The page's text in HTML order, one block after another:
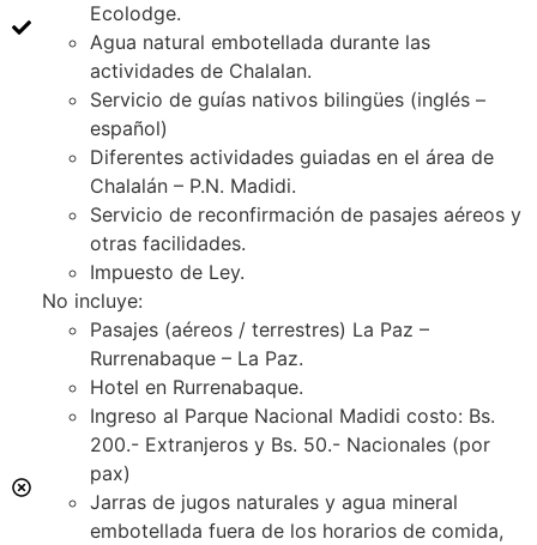
Ecolodge.
Agua natural embotellada durante las
actividades de Chalalan.
Servicio de guías nativos bilingües (inglés –
español)
Diferentes actividades guiadas en el área de
Chalalán – P.N. Madidi.
Servicio de reconfirmación de pasajes aéreos y
otras facilidades.
Impuesto de Ley.
No incluye:
Pasajes (aéreos / terrestres) La Paz –
Rurrenabaque – La Paz.
Hotel en Rurrenabaque.
Ingreso al Parque Nacional Madidi costo: Bs.
200.- Extranjeros y Bs. 50.- Nacionales (por
pax)
Jarras de jugos naturales y agua mineral
embotellada fuera de los horarios de comida,